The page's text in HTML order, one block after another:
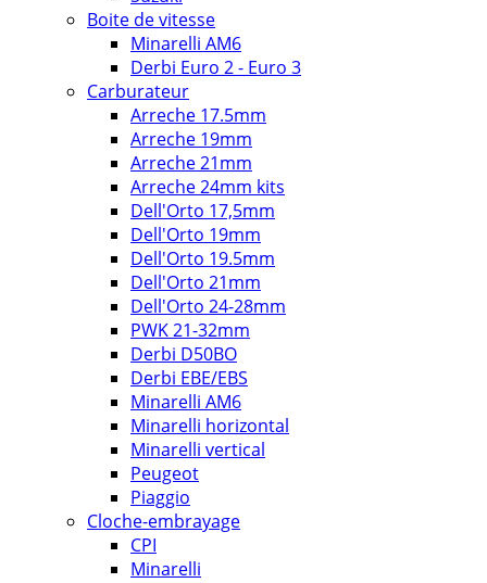
Boite de vitesse
Minarelli AM6
Derbi Euro 2 - Euro 3
Carburateur
Arreche 17.5mm
Arreche 19mm
Arreche 21mm
Arreche 24mm kits
Dell'Orto 17,5mm
Dell'Orto 19mm
Dell'Orto 19.5mm
Dell'Orto 21mm
Dell'Orto 24-28mm
PWK 21-32mm
Derbi D50BO
Derbi EBE/EBS
Minarelli AM6
Minarelli horizontal
Minarelli vertical
Peugeot
Piaggio
Cloche-embrayage
CPI
Minarelli